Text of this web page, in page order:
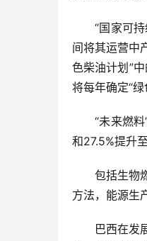
“国家可
间将其运营中
色柴油计划”
将每年确定“
“未来燃
和27.5%提升
包括生物
方法，能源生
巴西在发